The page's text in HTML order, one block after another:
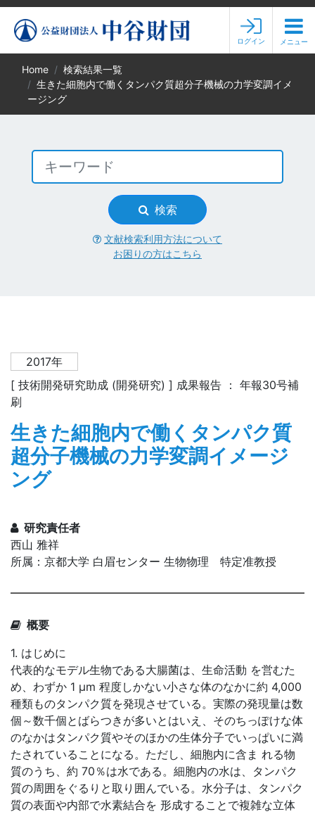
ログイン メニュー
Home
検索結果一覧
生きた細胞内で働くタンパク質超分子機械の力学変調イメ
ージング
検索
文献検索利用方法について
お困りの方はこちら
2017年
[ 技術開発研究助成 (開発研究) ] 成果報告 ： 年報30号補
刷
生きた細胞内で働くタンパク質
超分子機械の力学変調イメージ
ング
研究責任者
西山 雅祥
所属：京都大学 白眉センター 生物物理 特定准教授
概要
1. はじめに
代表的なモデル生物である大腸菌は、生命活動 を営むた
め、わずか 1 μm 程度しかない小さな体のなかに約 4,000
種類ものタンパク質を発現させている。実際の発現量は数
個～数千個とばらつきが多いとはいえ、そのちっぽけな体
のなかはタンパク質やそのほかの生体分子でいっぱいに満
たされていることになる。ただし、細胞内に含ま れる物
質のうち、約 70％は水である。細胞内の水は、タンパク
質の周囲をぐるりと取り囲んでいる。水分子は、タンパク
質の表面や内部で水素結合を 形成することで複雑な立体